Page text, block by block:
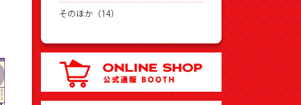
そのほか（14）